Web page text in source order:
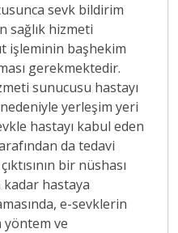
sevk bildirim
sağlık hizmeti
işleminin başhekim
gerekmektedir.
sunucusu hastayı
yerleşim yeri
hastayı kabul eden
da tedavi
bir nüshası
hastaya
e-sevklerin
yöntem ve